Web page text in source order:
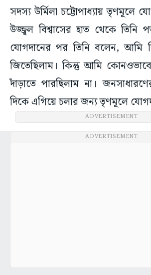
সদস্য উর্মিলা চট্টোপাধ্যায় তৃণমূলে
উজ্জ্বল বিশ্বাসের হাত থেকে তিনি
যোগদানের পর তিনি বলেন, আমি
জিতেছিলাম। কিন্তু আমি
দাঁড়াতে পারছিলাম না।
দিকে এগিয়ে চলার জন্য তৃণমূলে
ADVERTISEMENT
ADVERTISEMENT